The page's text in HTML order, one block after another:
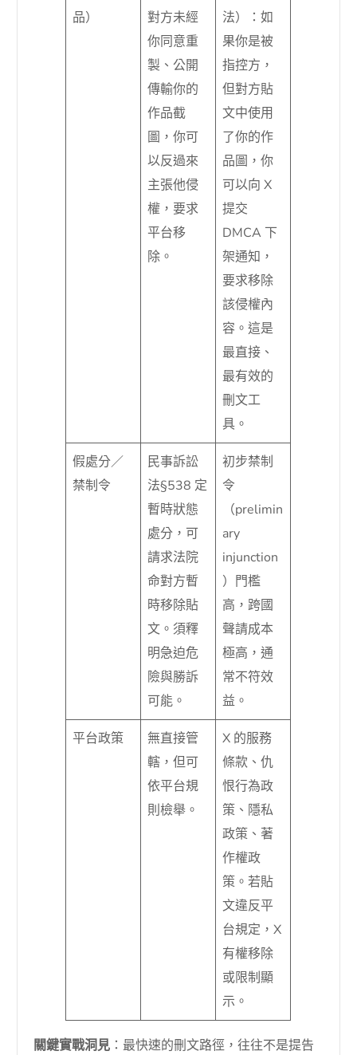
品）
對方未經
你同意重
製、公開
傳輸你的
作品截
圖，你可
以反過來
主張他侵
權，要求
平台移
除。
法）：如
果你是被
指控方，
但對方貼
文中使用
了你的作
品圖，你
可以向 X
提交
DMCA 下
架通知，
要求移除
該侵權內
容。這是
最直接、
最有效的
刪文工
具。
假處分／
禁制令
民事訴訟
法§538 定
暫時狀態
處分，可
請求法院
命對方暫
時移除貼
文。須釋
明急迫危
險與勝訴
可能。
初步禁制
令
（prelimin
ary
injunction
）門檻
高，跨國
聲請成本
極高，通
常不符效
益。
平台政策
無直接管
轄，但可
依平台規
則檢舉。
X 的服務
條款、仇
恨行為政
策、隱私
政策、著
作權政
策。若貼
文違反平
台規定，X
有權移除
或限制顯
示。
關鍵實戰洞見 ：最快速的刪文路徑，往往不是提告